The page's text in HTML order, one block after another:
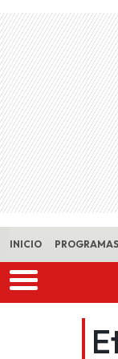
Skip to main
INICIO PROGRAMAS